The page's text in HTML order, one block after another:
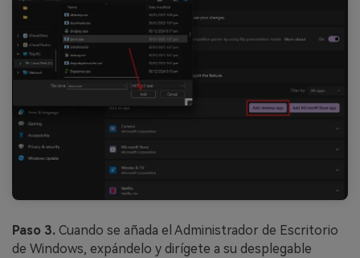
Paso 3. Cuando se añada el Administrador de Escritorio
de Windows, expándelo y dirígete a su desplegable